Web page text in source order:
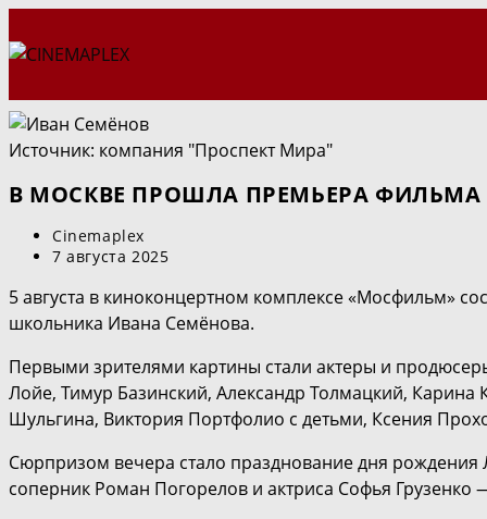
к
Источник: компания "Проспект Мира"
В МОСКВЕ ПРОШЛА ПРЕМЬЕРА
Автор
записи:
Cinemaplex
Запись
7 августа 2025
5 августа в киноконцертном комплексе «Мосфильм»
школьника Ивана Семёнова.
Первыми зрителями картины стали актеры и
Лойе, Тимур Базинский, Александр Толмацкий,
Шульгина, Виктория Портфолио с детьми, Ксения
Сюрпризом вечера стало празднование дня
соперник Роман Погорелов и актриса Софья